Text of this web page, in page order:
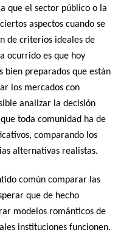
que el sector público o la
aspectos cuando se
de criterios ideales de
ocurrido es que hoy
bien preparados que están
los mercados con
analizar la decisión
toda comunidad ha de
comparando los
alternativas realistas.
común comparar las
que de hecho
modelos románticos de
instituciones funcionen.